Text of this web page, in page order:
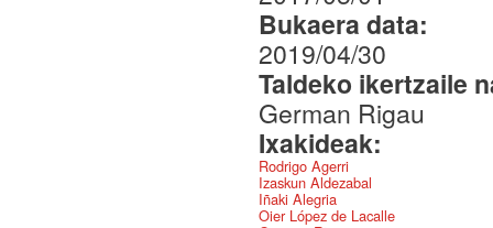
Bukaera data:
2019/04/30
Taldeko ikertzaile
German Rigau
Ixakideak:
Rodrigo Agerri
Izaskun Aldezabal
Iñaki Alegria
Oier López de Lacalle